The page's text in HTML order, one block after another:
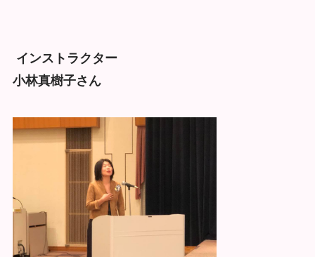
インストラクター
小林真樹子さん